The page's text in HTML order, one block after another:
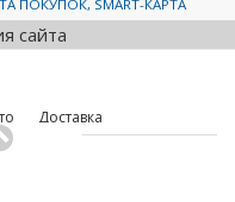
ПОКУПОК, SMART-КАРТА
сайта
код товара: 631672
Доставка